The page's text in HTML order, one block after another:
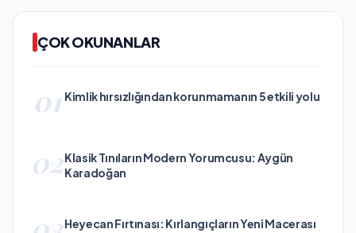
ÇOK OKUNANLAR
01 Kimlik hırsızlığından korunmamanın 5 etkili yolu
02Klasik Tınıların Modern Yorumcusu: Aygün
Karadoğan
Heyecan Fırtınası: Kırlangıçların Yeni Macerası